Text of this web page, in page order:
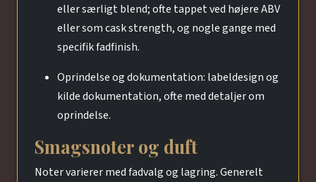
eller særligt blend; ofte tappet ved højere ABV
eller som cask strength, og nogle gange med
specifik fadfinish.
Oprindelse og dokumentation: labeldesign og
kilde dokumentation, ofte med detaljer om
oprindelse.
Smagsnoter og duft
Noter varierer med fadvalg og lagring. Generelt